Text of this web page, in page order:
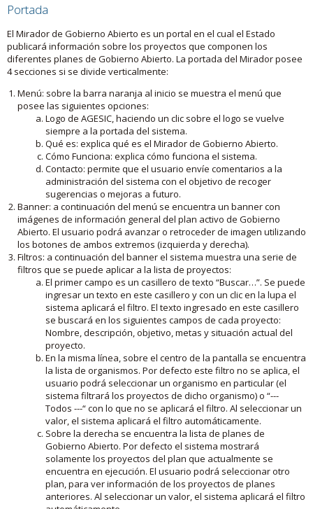
Portada
El Mirador de Gobierno Abierto es un portal en el cual el Estado
publicará información sobre los proyectos que componen los
diferentes planes de Gobierno Abierto. La portada del Mirador posee
4 secciones si se divide verticalmente:
Menú: sobre la barra naranja al inicio se muestra el menú que
posee las siguientes opciones:
Logo de AGESIC, haciendo un clic sobre el logo se vuelve
siempre a la portada del sistema.
Qué es: explica qué es el Mirador de Gobierno Abierto.
Cómo Funciona: explica cómo funciona el sistema.
Contacto: permite que el usuario envíe comentarios a la
administración del sistema con el objetivo de recoger
sugerencias o mejoras a futuro.
Banner: a continuación del menú se encuentra un banner con
imágenes de información general del plan activo de Gobierno
Abierto. El usuario podrá avanzar o retroceder de imagen utilizando
los botones de ambos extremos (izquierda y derecha).
Filtros: a continuación del banner el sistema muestra una serie de
filtros que se puede aplicar a la lista de proyectos:
El primer campo es un casillero de texto “Buscar…”. Se puede
ingresar un texto en este casillero y con un clic en la lupa el
sistema aplicará el filtro. El texto ingresado en este casillero
se buscará en los siguientes campos de cada proyecto:
Nombre, descripción, objetivo, metas y situación actual del
proyecto.
En la misma línea, sobre el centro de la pantalla se encuentra
la lista de organismos. Por defecto este filtro no se aplica, el
usuario podrá seleccionar un organismo en particular (el
sistema filtrará los proyectos de dicho organismo) o “---
Todos ---“ con lo que no se aplicará el filtro. Al seleccionar un
valor, el sistema aplicará el filtro automáticamente.
Sobre la derecha se encuentra la lista de planes de
Gobierno Abierto. Por defecto el sistema mostrará
solamente los proyectos del plan que actualmente se
encuentra en ejecución. El usuario podrá seleccionar otro
plan, para ver información de los proyectos de planes
anteriores. Al seleccionar un valor, el sistema aplicará el filtro